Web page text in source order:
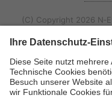
(C) Copyright 2026